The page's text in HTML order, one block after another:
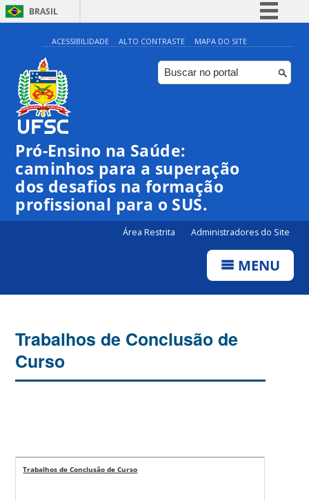
BRASIL
Simplifique!
Comunica BR
Participe
ACESSIBILIDADE ALTO CONTRASTE MAPA DO SITE
Pró-Ensino na Saúde:
caminhos para a superação
dos desafios na formação
profissional para o SUS.
Área Restrita Administradores do Site
MENU
Trabalhos de Conclusão de
Curso
Trabalhos de Conclusão de Curso